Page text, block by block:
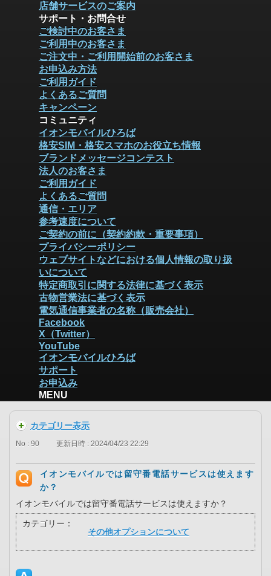
店舗サービスのご案内
サポート・お問合せ
ご検討中のお客さま
ご利用中のお客さま
ご注文中・ご利用開始前のお客さま
お申込み方法
ご利用ガイド
よくあるご質問
キャンペーン
コミュニティ
イオンモバイルひろば
格安SIM・格安スマホのお役立ち情報
ブランドメッセージコンテスト
法人のお客さま
ご利用ガイド
よくあるご質問
通信・エリア
参考速度について
ご契約の前に（契約約款・重要事項）
プライバシーポリシー
ウェブサイトなどにおける個人情報の取り扱
いについて
特定商取引に関する法律に基づく表示
古物営業法に基づく表示
電気通信事業者の名称（販売会社）
Facebook
X（Twitter）
YouTube
イオンモバイルひろば
サポート
お申込み
MENU
カテゴリー表示
No : 90 更新日時 : 2024/04/23 22:29
イオンモバイルでは留守番電話サービスは使えます
か？
イオンモバイルでは留守番電話サービスは使えますか？
カテゴリー：
その他オプションについて